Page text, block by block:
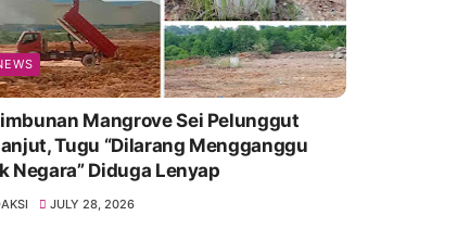
Mangrove Sei Pelunggut
Tugu “Dilarang Mengganggu
Negara” Diduga Lenyap
JULY 28, 2026